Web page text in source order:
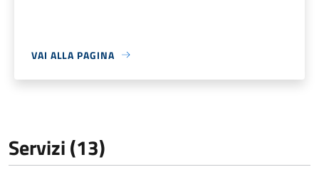
VAI ALLA PAGINA
Servizi (13)